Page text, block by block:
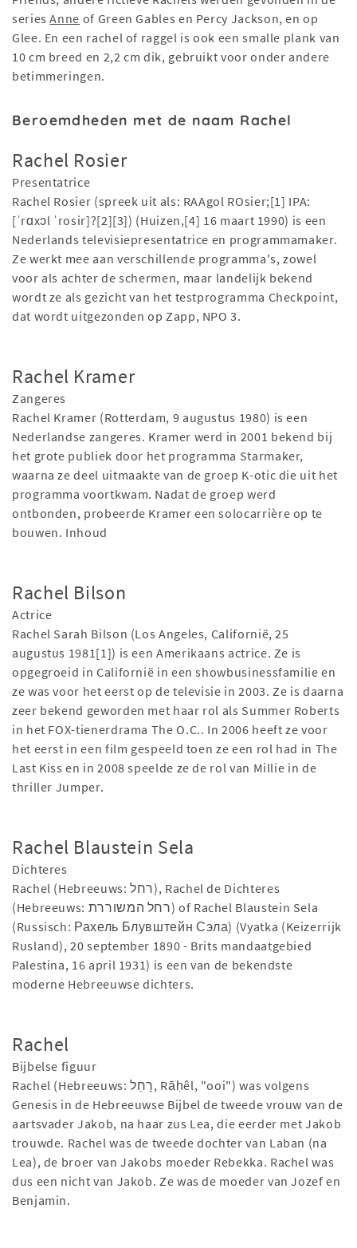
seriesAnne of Green Gables en Percy Jackson, en op
Glee. En een rachel of raggel is ook een smalle plank van
10 cm breed en 2,2 cm dik, gebruikt voor onder andere
betimmeringen.
Beroemdheden met de naam Rachel
Rachel Rosier
Presentatrice
Rachel Rosier (spreek uit als: RAAgol ROsier;[1] IPA:
[ˈrɑxɔl ˈrosir]?[2][3]) (Huizen,[4] 16 maart 1990) is een
Nederlands televisiepresentatrice en programmamaker.
Ze werkt mee aan verschillende programma's, zowel
voor als achter de schermen, maar landelijk bekend
wordt ze als gezicht van het testprogramma Checkpoint,
dat wordt uitgezonden op Zapp, NPO 3.
Rachel Kramer
Zangeres
Rachel Kramer (Rotterdam, 9 augustus 1980) is een
Nederlandse zangeres. Kramer werd in 2001 bekend bij
het grote publiek door het programma Starmaker,
waarna ze deel uitmaakte van de groep K-otic die uit het
programma voortkwam. Nadat de groep werd
ontbonden, probeerde Kramer een solocarrière op te
bouwen. Inhoud
Rachel Bilson
Actrice
Rachel Sarah Bilson (Los Angeles, Californië, 25
augustus 1981[1]) is een Amerikaans actrice. Ze is
opgegroeid in Californië in een showbusinessfamilie en
ze was voor het eerst op de televisie in 2003. Ze is daarna
zeer bekend geworden met haar rol als Summer Roberts
in het FOX-tienerdrama The O.C.. In 2006 heeft ze voor
het eerst in een film gespeeld toen ze een rol had in The
Last Kiss en in 2008 speelde ze de rol van Millie in de
thriller Jumper.
Rachel Blaustein Sela
Dichteres
Rachel (Hebreeuws: רחל), Rachel de Dichteres
(Hebreeuws: רחל המשוררת) of Rachel Blaustein Sela
(Russisch: Рахель Блувштейн Сэла) (Vyatka (Keizerrijk
Rusland), 20 september 1890 - Brits mandaatgebied
Palestina, 16 april 1931) is een van de bekendste
moderne Hebreeuwse dichters.
Rachel
Bijbelse figuur
Rachel (Hebreeuws: רָחֵל, Rāḥêl, "ooi") was volgens
Genesis in de Hebreeuwse Bijbel de tweede vrouw van de
aartsvader Jakob, na haar zus Lea, die eerder met Jakob
trouwde. Rachel was de tweede dochter van Laban (na
Lea), de broer van Jakobs moeder Rebekka. Rachel was
dus een nicht van Jakob. Ze was de moeder van Jozef en
Benjamin.